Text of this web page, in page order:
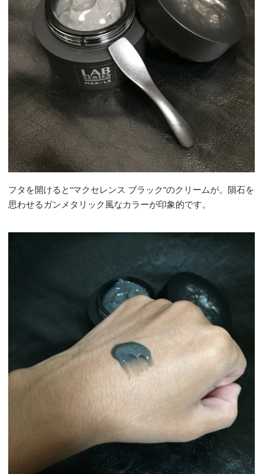
フタを開けると“マクセレンス ブラック”のクリームが。隕石を
思わせるガンメタリック風なカラーが印象的です。